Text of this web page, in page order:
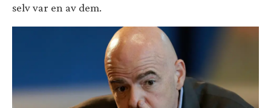
selv var en av dem.